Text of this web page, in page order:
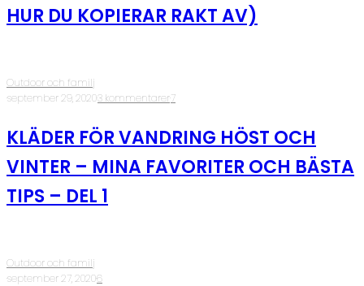
HUR DU KOPIERAR RAKT AV)
Outdoor och familj
·september 29, 2020·3 kommentarer·7
KLÄDER FÖR VANDRING HÖST OCH
VINTER – MINA FAVORITER OCH BÄSTA
TIPS – DEL 1
Outdoor och familj
·september 27, 2020·6